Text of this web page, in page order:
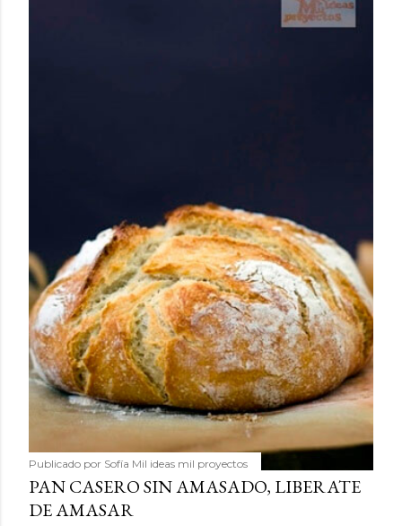
Publicado por Sofía Mil ideas mil proyectos
PAN CASERO SIN AMASADO, LIBERATE
DE AMASAR